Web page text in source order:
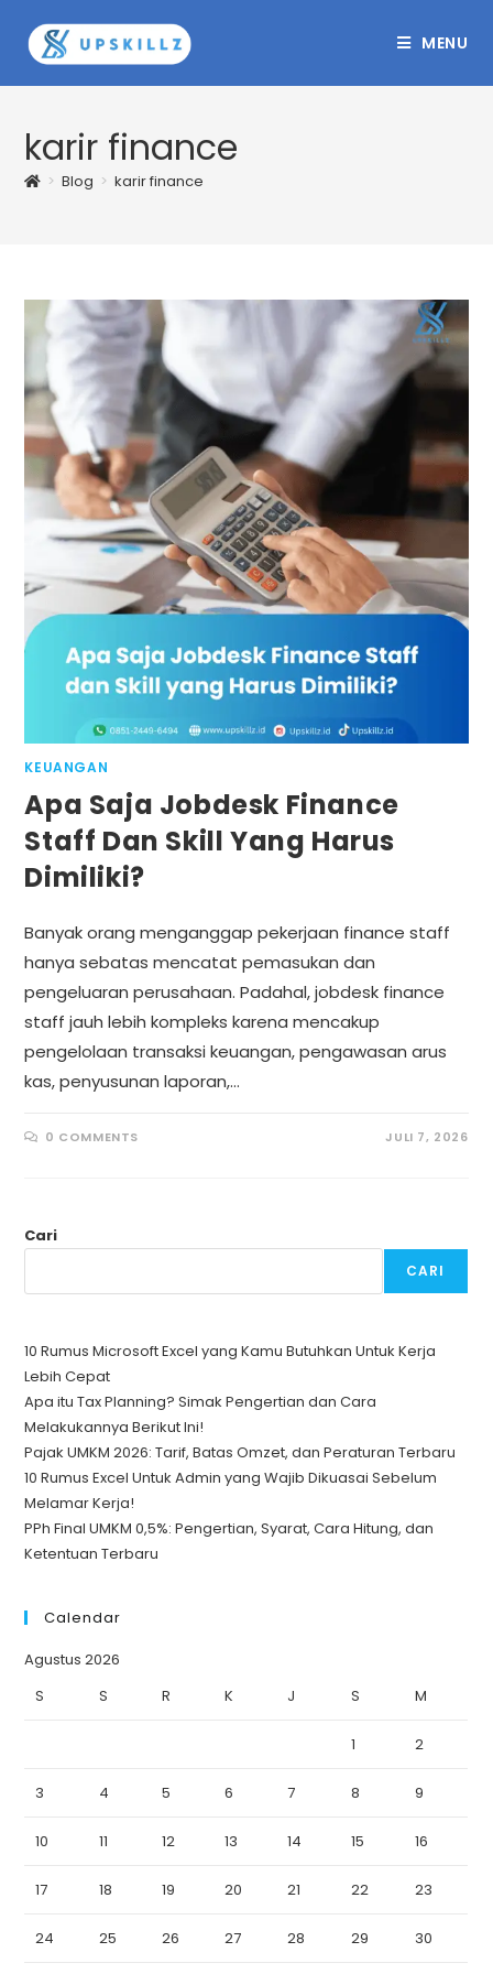
content
MENU
karir finance
> Blog > karir finance
KEUANGAN
Apa Saja Jobdesk Finance
Staff Dan Skill Yang Harus
Dimiliki?
Banyak orang menganggap pekerjaan finance staff
hanya sebatas mencatat pemasukan dan
pengeluaran perusahaan. Padahal, jobdesk finance
staff jauh lebih kompleks karena mencakup
pengelolaan transaksi keuangan, pengawasan arus
kas, penyusunan laporan,…
0 COMMENTS JULI 7, 2026
Cari
CARI
10 Rumus Microsoft Excel yang Kamu Butuhkan Untuk Kerja
Lebih Cepat
Apa itu Tax Planning? Simak Pengertian dan Cara
Melakukannya Berikut Ini!
Pajak UMKM 2026: Tarif, Batas Omzet, dan Peraturan Terbaru
10 Rumus Excel Untuk Admin yang Wajib Dikuasai Sebelum
Melamar Kerja!
PPh Final UMKM 0,5%: Pengertian, Syarat, Cara Hitung, dan
Ketentuan Terbaru
Calendar
Agustus 2026
S
S R K J S M
1 2
3 4 5 6 7 8 9
10 11 12 13 14 15 16
17 18 19 20 21 22 23
24 25 26 27 28 29 30